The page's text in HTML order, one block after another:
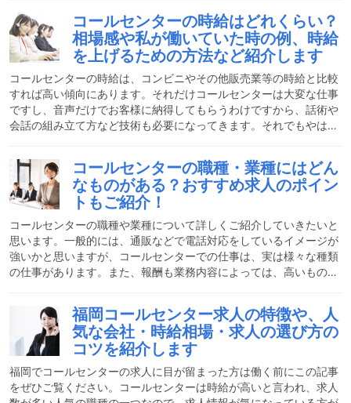
もありますが、全体の数で言うとほんの少しです。これからコール
センターバイトがおすすめな理由をご紹介させていただきますの
で、是非とも興味を持っていただいたりアルバイトとして働くきっ
かけになってくれたらと思います。コールセンターのアルバイトは
どんな仕事？コールセンターの仕事は基本的に電話対応の仕事で
す。企
コールセンターの時給はどれくらい？
相場感や私が働いていた時の例、時給
を上げるための方法など紹介します
コールセンターの時給は、コンビニやその他販売業等の時給と比較
すれば高い傾向にあります。それだけコールセンターは大変な仕事
ですし、音声だけでお客様に納得してもらうわけですから、話術や
会話の組み立て方など技術も必要になってきます。それでもやは
記事ではコールセンターの時給について私の経験を基にご紹介して
いこうと思います。コールセンターの時給の相場はどのくらい？コ
ールセンターの時給は900円～1,200円くらいが相場です。コール
センターと一口に言ってもその種類は数多くあるため、時給には幅
が出てきます。時給で1,000円以上稼げるのであれば充分
コールセンターの職種・業種にはどん
なものがある？おすすめ求人のポイン
トもご紹介！
コールセンターの職種や業種について詳しくご紹介していきたいと
思います。一般的には、通販などで電話対応をしているイメージが
強いかと思いますが、コールセンターでの仕事は、実は様々な種類
の仕事があります。また、報酬も業務内容によっては、高いものが
していきたいと思います。今回は経験者の意見を元にご紹介させて
いただきますので、これを読んで自分に向いているのかを見極め、
ぜひ仕事探しに役立てていただければと思います。コールセンター
のおおまかな仕事内容おおまかな仕事内容コールセンターのスタッ
フの仕事は基本的に、電話でコミュニケーションをとるお仕事です
福岡コールセンター求人の特徴や、人
気な会社・時給相場・求人の選び方の
コツを紹介します
福岡でコールセンターの求人に目が留まった方は働く前にこの記事
をぜひご覧ください。コールセンターは時給が高いと言われ、求人